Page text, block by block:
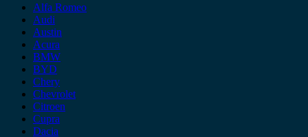
Alfa Romeo
Audi
Austin
Acura
BMW
BYD
Chery
Chevrolet
Citroen
Cupra
Dacia